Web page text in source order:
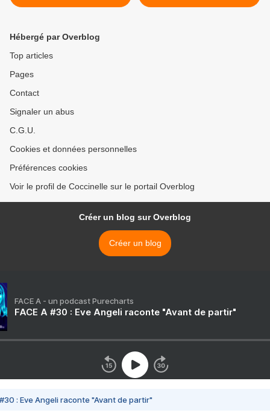
lectures ?
le Guid'Fnac Polar 2009 >
Hébergé par Overblog
Top articles
Pages
Contact
Signaler un abus
C.G.U.
Cookies et données personnelles
Préférences cookies
Voir le profil de Coccinelle sur le portail Overblog
Créer un blog sur Overblog
Créer un blog
FACE A - un podcast Purecharts
FACE A #30 : Eve Angeli raconte "Avant de partir"
#30 : Eve Angeli raconte "Avant de partir"